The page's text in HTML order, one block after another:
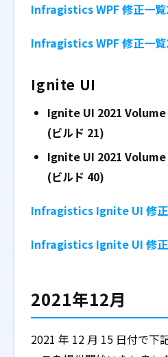
Infragistics WPF 修正一
Infragistics WPF 修正一覧
Ignite UI
Ignite UI 2021 Volume
(ビルド 21)
Ignite UI 2021 Volume
(ビルド 40)
Infragistics Ignite UI 修
Infragistics Ignite UI 修正
2021年12月
2021 年 12 月 15 日付で下